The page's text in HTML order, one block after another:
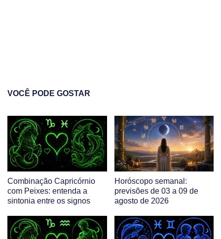
VOCÊ PODE GOSTAR
Combinação Capricórnio
com Peixes: entenda a
sintonia entre os signos
Horóscopo semanal:
previsões de 03 a 09 de
agosto de 2026